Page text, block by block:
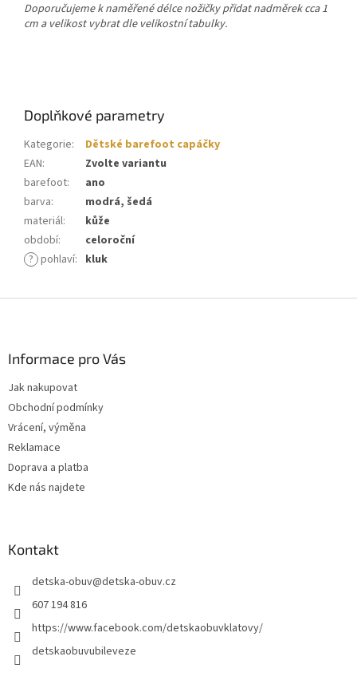
Doporučujeme k naměřené délce nožičky přidat nadměrek cca 1
cm a velikost vybrat dle velikostní tabulky.
Doplňkové parametry
Kategorie:
Dětské barefoot capáčky
EAN:
Zvolte variantu
barefoot:
ano
barva:
modrá, šedá
materiál:
kůže
období:
celoroční
? pohlaví: kluk
Informace pro Vás
Jak nakupovat
Obchodní podmínky
Vrácení, výměna
Reklamace
Doprava a platba
Kde nás najdete
Kontakt
detska-obuv@detska-obuv.cz
607 194 816
https://www.facebook.com/detskaobuvklatovy/
detskaobuvubileveze